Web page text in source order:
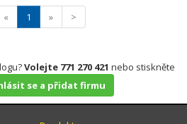
« 1 » >
Volejte 771 270 421 nebo stiskněte
se a přidat firmu